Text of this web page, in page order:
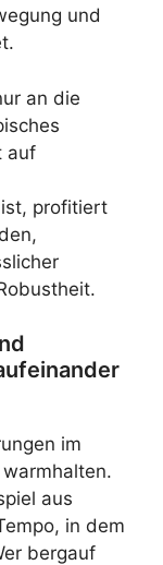
und
an die
auf
profitiert
im
aus
in dem
bergauf